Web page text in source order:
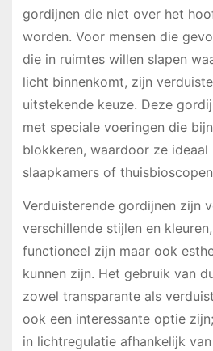
gordijnen die niet over het
worden. Voor mensen die
die in ruimtes willen slapen
licht binnenkomt, zijn
uitstekende keuze. Deze
met speciale voeringen die
blokkeren, waardoor ze
slaapkamers of
Verduisterende gordijnen zijn
verschillende stijlen en
functioneel zijn maar ook
kunnen zijn. Het gebruik van
zowel transparante als
ook een interessante optie
in lichtregulatie afhankelijk